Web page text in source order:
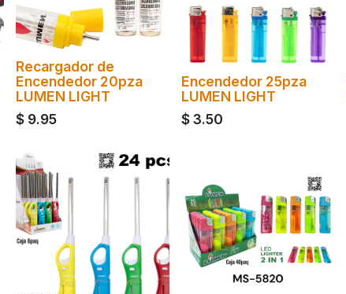
Recargador de
Encendedor 20pza
LUMEN LIGHT
$ 9.95
Encendedor 25pza
LUMEN LIGHT
$3.50